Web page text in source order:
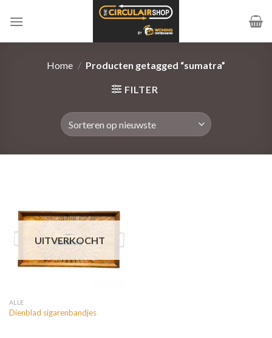
naar
Home / Producten getagged “sumatra”
FILTER
UITVERKOCHT
ALLE
Dienblad sigarenbandjes